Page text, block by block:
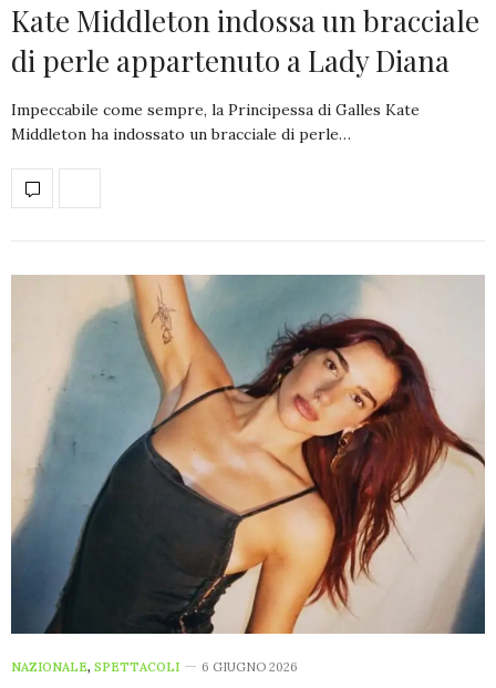
Kate Middleton indossa un bracciale
di perle appartenuto a Lady Diana
Impeccabile come sempre, la Principessa di Galles Kate
Middleton ha indossato un bracciale di perle…
NAZIONALE, SPETTACOLI 6 GIUGNO 2026